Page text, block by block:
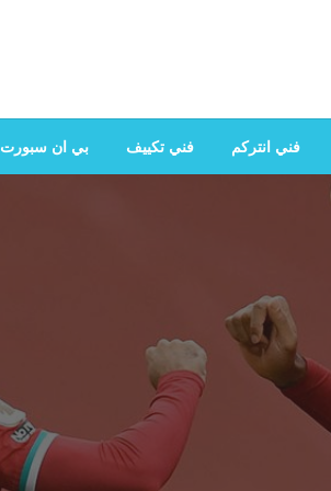
جميع الخدمات المنزلية في الكويت
فني انتركم فني تكييف بي ان سبورت